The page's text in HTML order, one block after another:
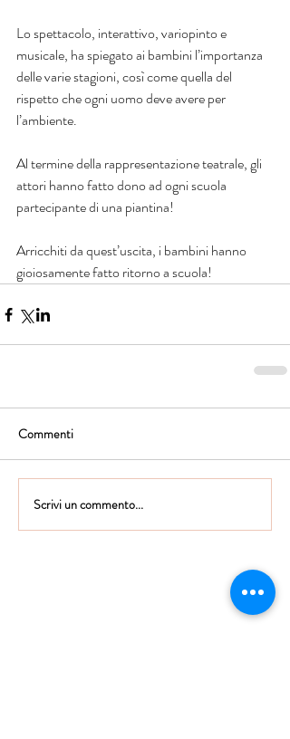
Lo spettacolo, interattivo, variopinto e
musicale, ha spiegato ai bambini l’importanza
delle varie stagioni, così come quella del
rispetto che ogni uomo deve avere per
l’ambiente.
Al termine della rappresentazione teatrale, gli
attori hanno fatto dono ad ogni scuola
partecipante di una piantina!
Arricchiti da quest’uscita, i bambini hanno
gioiosamente fatto ritorno a scuola!
Commenti
Scrivi un commento...
CONTATTACI